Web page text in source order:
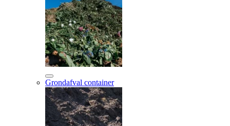
Grondafval container